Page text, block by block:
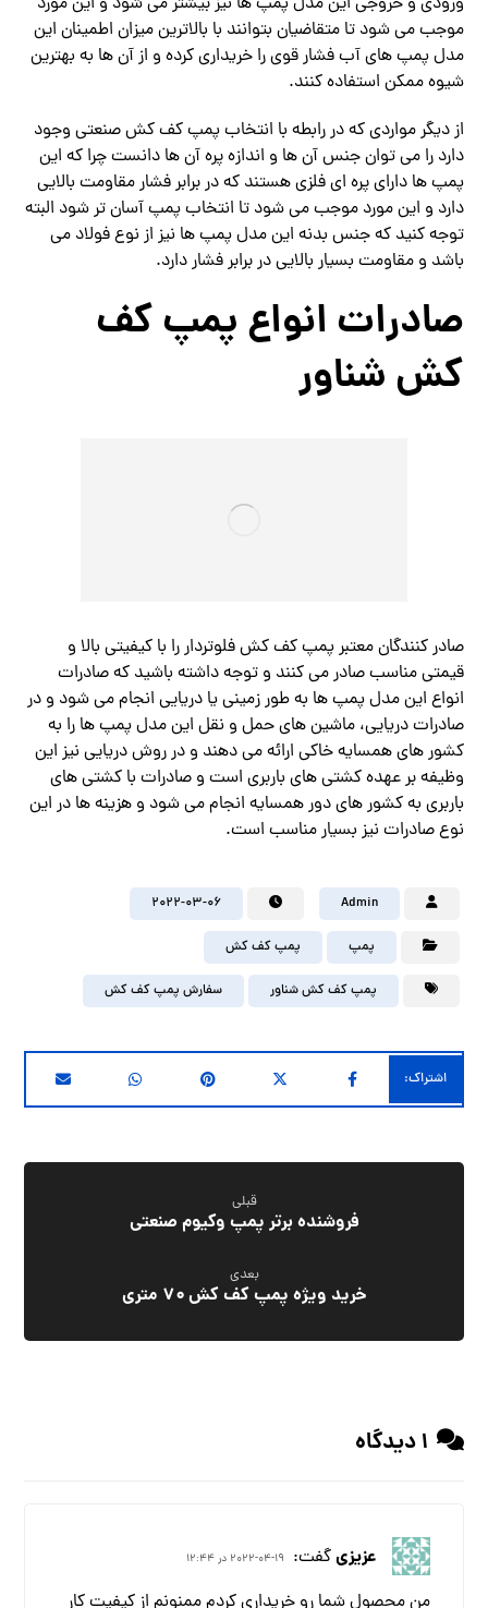
موجب می شود تا متقاضیان بتوانند با بالاترین میزان اطمینان این
مدل پمپ های آب فشار قوی را خریداری کرده و از آن ها به بهترین
شیوه ممکن استفاده کنند.
از دیگر مواردی که در رابطه با انتخاب پمپ کف کش صنعتی وجود
دارد را می توان جنس آن ها و اندازه پره آن ها دانست چرا که این
پمپ ها دارای پره ای فلزی هستند که در برابر فشار مقاومت بالایی
دارد و این مورد موجب می شود تا انتخاب پمپ آسان تر شود البته
توجه کنید که جنس بدنه این مدل پمپ ها نیز از نوع فولاد می
باشد و مقاومت بسیار بالایی در برابر فشار دارد.
صادرات انواع پمپ کف
کش شناور
صادر کنندگان معتبر پمپ کف کش فلوتردار را با کیفیتی بالا و
قیمتی مناسب صادر می کنند و توجه داشته باشید که صادرات
انواع این مدل پمپ ها به طور زمینی یا دریایی انجام می شود و در
صادرات دریایی، ماشین های حمل و نقل این مدل پمپ ها را به
کشور های همسایه خاکی ارائه می دهند و در روش دریایی نیز این
وظیفه بر عهده کشتی های باربری است و صادرات با کشتی های
باربری به کشور های دور همسایه انجام می شود و هزینه ها در این
نوع صادرات نیز بسیار مناسب است.
Admin
2022-03-06
پمپ پمپ کف کش
پمپ کف کش شناور سفارش پمپ کف کش
قبلی
فروشنده برتر پمپ وکیوم صنعتی
بعدی
خرید ویژه پمپ کف کش ۷۰ متری
1 دیدگاه
عزیزیگفت: 2022-04-19 در 12:44
من محصول شما رو خریداری کردم ممنونم از کیفیت کار